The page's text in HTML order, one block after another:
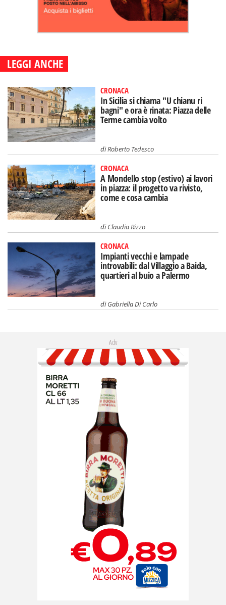
LEGGI ANCHE
CRONACA
In Sicilia si chiama "U chianu ri
bagni" e ora è rinata: Piazza delle
Terme cambia volto
diRoberto Tedesco
CRONACA
A Mondello stop (estivo) ai lavori
in piazza: il progetto va rivisto,
come e cosa cambia
diClaudia Rizzo
CRONACA
Impianti vecchi e lampade
introvabili: dal Villaggio a Baida,
quartieri al buio a Palermo
diGabriella Di Carlo
Adv